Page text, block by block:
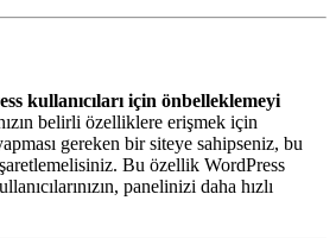
kullanıcıları için önbelleklemeyi
belirli özelliklere erişmek için
gereken bir siteye sahipseniz, bu
Bu özellik WordPress
panelinizi daha hızlı